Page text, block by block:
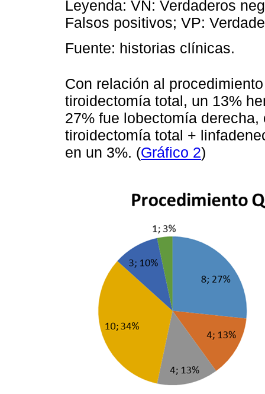
Leyenda: VN: Verdaderos
Falsos positivos; VP:
Fuente: historias clínicas.
Con relación al
tiroidectomía total, un 13%
27% fue lobectomía
tiroidectomía total +
en un 3%. (Gráfico 2)